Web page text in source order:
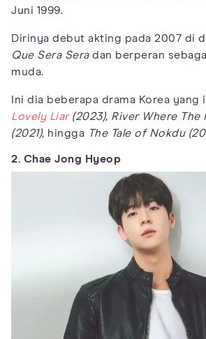
Juni 1999.
Dirinya debut akting pada 2007 di
Que Sera Seradan berperan
muda.
Ini dia beberapa drama Korea yang
Lovely Liar (2023), River Where The
(2021), hingga The Tale of Nokdu
2. Chae Jong Hyeop